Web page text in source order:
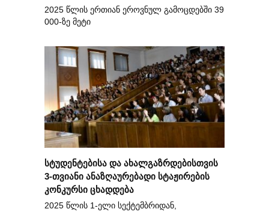
2025 წლის ერთიან ეროვნულ გამოცდებში 39
000-ზე მეტი
სტუდენტებისა და ახალგაზრდებისთვის
3-თვიანი ანაზღაურებადი სტაჟირების
კონკურსი ცხადდება
2025 წლის 1-ელი სექტემბრიდან,